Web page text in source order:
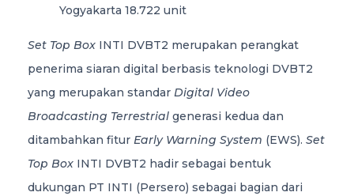
Yogyakarta 18.722 unit
Set Top Box INTI DVBT2 merupakan perangkat
penerima siaran digital berbasis teknologi DVBT2
yang merupakan standar Digital Video
Broadcasting Terrestrial generasi kedua dan
ditambahkan fitur Early Warning System (EWS). Set
Top Box INTI DVBT2 hadir sebagai bentuk
dukungan PT INTI (Persero) sebagai bagian dari